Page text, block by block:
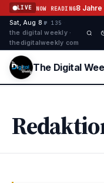
Zum Inhalt springen
LIVE NOW READING
Sat, Aug 8 ·№ 135
the digital weekly ·
thedigitalweekly com
The Digital